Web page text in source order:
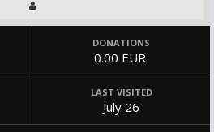
DONATIONS
0.00 EUR
LAST VISITED
July 26